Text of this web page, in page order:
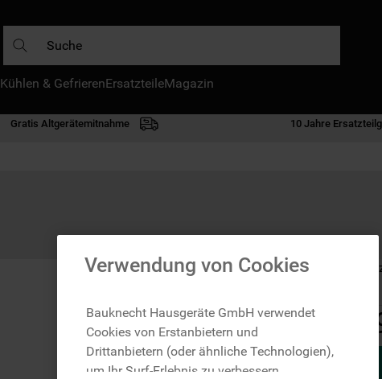
Kühlen & GefrierenErsatzteileMagazin
Gratis Altgerätemitnahme 10 Jahre
Auf Lager:
Verwendung von Cookies
Bauknecht Hausgeräte GmbH verwendet
Cookies von Erstanbietern und
Drittanbietern (oder ähnliche Technologien),
um Ihr Surf-Erlebnis zu verbessern
DIE HÄUFIGSTEN SUCHANFRAGEN
gefrierschrank